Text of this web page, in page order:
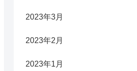
2023年3月
2023年2月
2023年1月